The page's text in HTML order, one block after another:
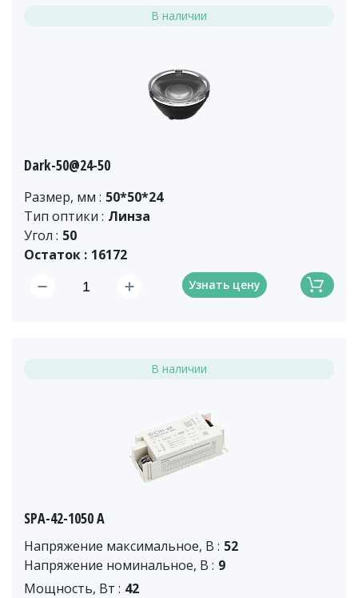
В наличии
Dark-50@24-50
Размер, мм : 50*50*24
Тип оптики : Линза
Угол : 50
Остаток : 16172
Узнать цену
В наличии
SPA-42-1050 A
Напряжение максимальное, В : 52
Напряжение номинальное, В : 9
Мощность, Вт : 42